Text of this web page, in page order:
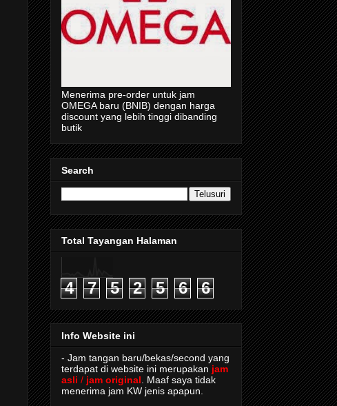
Menerima pre-order untuk jam
OMEGA baru (BNIB) dengan harga
discount yang lebih tinggi dibanding
butik
Search
Total Tayangan Halaman
4 7 5 2 5 6 6
Info Website ini
- Jam tangan baru/bekas/second yang
terdapat di website ini merupakan jam
asli / jam original . Maaf saya tidak
menerima jam KW jenis apapun.